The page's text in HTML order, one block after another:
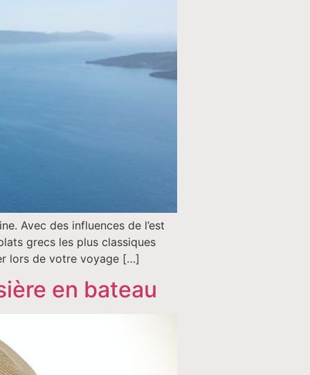
Avec des influences de l’est
grecs les plus classiques
lors de votre voyage […]
en bateau